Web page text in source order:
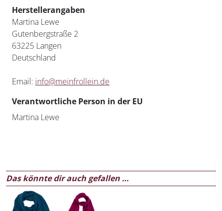
Herstellerangaben
Martina Lewe
Gutenbergstraße 2
63225 Langen
Deutschland
Email: info@meinfrollein.de
Verantwortliche Person in der EU
Martina Lewe
Das könnte dir auch gefallen …